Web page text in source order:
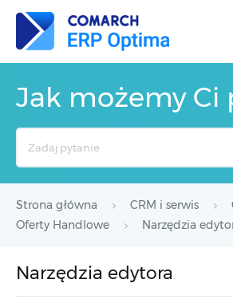
Jak możemy Ci
Strona główna CRM i serwis
Oferty Handlowe
Narzędzia
Narzędzia edytora